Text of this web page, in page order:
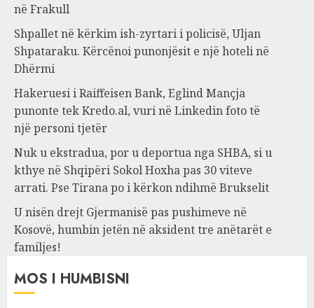
në Frakull
Shpallet në kërkim ish-zyrtari i policisë, Uljan
Shpataraku. Kërcënoi punonjësit e një hoteli në
Dhërmi
Hakeruesi i Raiffeisen Bank, Eglind Mançja
punonte tek Kredo.al, vuri në Linkedin foto të
një personi tjetër
Nuk u ekstradua, por u deportua nga SHBA, si u
kthye në Shqipëri Sokol Hoxha pas 30 viteve
arrati. Pse Tirana po i kërkon ndihmë Brukselit
U nisën drejt Gjermanisë pas pushimeve në
Kosovë, humbin jetën në aksident tre anëtarët e
familjes!
MOS I HUMBISNI